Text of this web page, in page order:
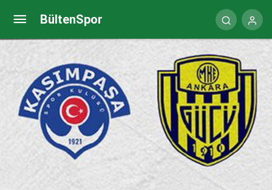
BültenSpor
Ümraniyespor-Alanyaspor maçı saat kaçta, hangi